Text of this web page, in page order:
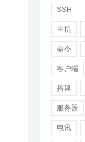
SSH
主机
命令
客户端
搭建
服务器
电讯